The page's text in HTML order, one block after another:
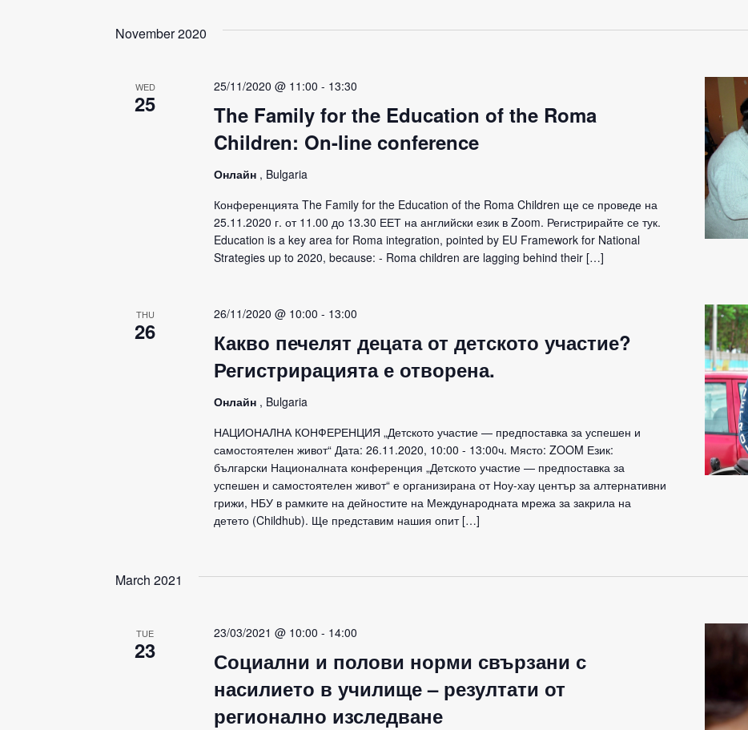
Views
Keyword.
November 2020
WED
25
The Family for the Education of the Roma
Children: On-line conference
25/11/2020 @ 11:00 - 13:30
Онлайн , Bulgaria
Конференцията The Family for the Education of the Roma Children ще се проведе на
25.11.2020 г. от 11.00 до 13.30 ЕЕТ на английски език в Zoom. Регистрирайте се тук.
Education is a key area for Roma integration, pointed by EU Framework for National
Strategies up to 2020, because: - Roma children are lagging behind their […]
THU
26
Какво печелят децата от детското участие?
Регистрирацията е отворена.
26/11/2020 @ 10:00 - 13:00
Онлайн , Bulgaria
НАЦИОНАЛНА КОНФЕРЕНЦИЯ „Детското участие — предпоставка за успешен и
самостоятелен живот“ Дата: 26.11.2020, 10:00 - 13:00ч. Място: ZOOM Език:
български Националната конференция „Детското участие — предпоставка за
успешен и самостоятелен живот“ е организирана от Ноу-хау център за алтернативни
грижи, НБУ в рамките на дейностите на Международната мрежа за закрила на
детето (Childhub). Ще представим нашия опит […]
March 2021
TUE
23
Социални и полови норми свързани с
насилието в училище – резултати от
регионално изследване
23/03/2021 @ 10:00 - 14:00